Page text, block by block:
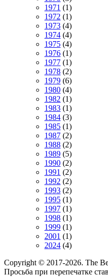
1971 (1)
1972 (1)
1973 (4)
1974 (4)
1975 (4)
1976 (1)
1977 (1)
1978 (2)
1979 (6)
1980 (4)
1982 (1)
1983 (1)
1984 (3)
1985 (1)
1987 (2)
1988 (2)
1989 (5)
1990 (2)
1991 (2)
1992 (2)
1993 (2)
1995 (1)
1997 (1)
1998 (1)
1999 (1)
2001 (1)
2024 (4)
Copyright © 2017-2026. The
Просьба при перепечатке